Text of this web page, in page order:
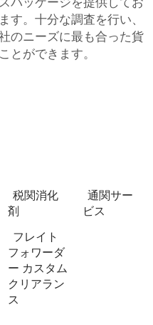
す。十分な調査を行い、
のニーズに最も合った貨
とができます。
税関消化
剤
通関サー
ビス
フレイト
フォワーダ
ー カスタム
クリアラン
ス